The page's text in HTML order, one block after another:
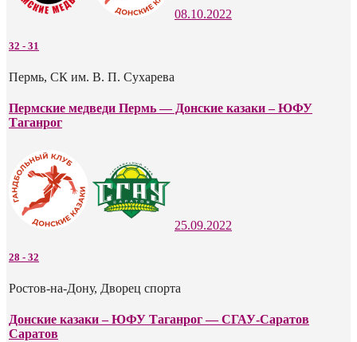
08.10.2022
32 - 31
Пермь, СК им. В. П. Сухарева
Пермские медведи Пермь — Донские казаки – ЮФУ
Таганрог
25.09.2022
28 - 32
Ростов-на-Дону, Дворец спорта
Донские казаки – ЮФУ Таганрог — СГАУ-Саратов
Саратов